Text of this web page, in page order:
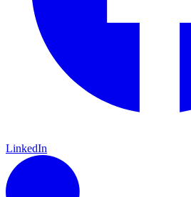
LinkedIn